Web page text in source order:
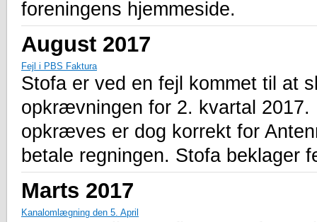
foreningens hjemmeside.
August 2017
Fejl i PBS Faktura
Stofa er ved en fejl kommet til at
opkrævningen for 2. kvartal
opkræves er dog korrekt for
betale regningen. Stofa beklager
Marts 2017
Kanalomlægning den 5. April